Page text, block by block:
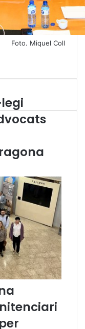
Foto. Miquel Coll